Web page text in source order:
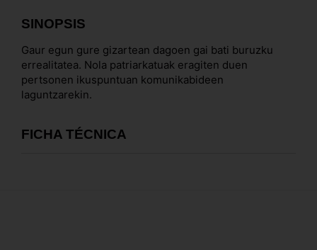
SINOPSIS
Gaur egun gure gizartean dagoen gai bati buruzku
errealitatea. Nola patriarkatuak eragiten duen
pertsonen ikuspuntuan komunikabideen
laguntzarekin.
FICHA TÉCNICA